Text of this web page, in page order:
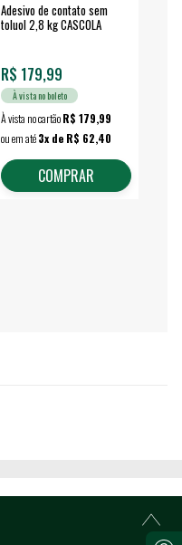
Adesivo de contato sem
toluol 2,8 kg CASCOLA
R$ 179,99
À vista no boleto
À vista no cartãoR$ 179,99
ou em até3x de R$ 62,40
COMPRAR